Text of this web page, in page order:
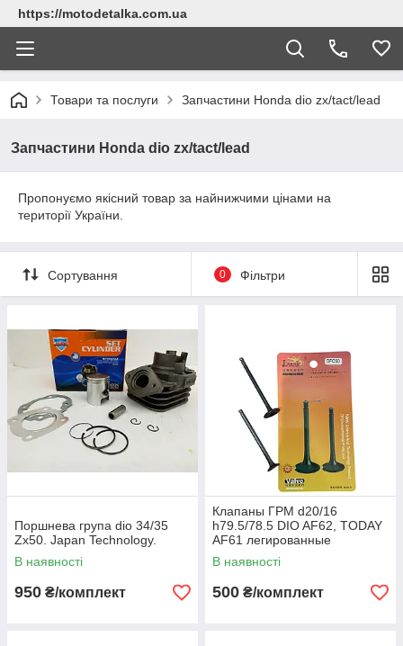
https://motodetalka.com.ua
Товари та послуги Запчастини Нonda dio zx/tact/lead
Запчастини Нonda dio zx/tact/lead
Пропонуємо якісний товар за найнижчими цінами на
території України.
Сортування 0 Фільтри
Поршнева група dio 34/35
Zx50. Japan Technology.
В наявності
950 ₴/комплект
Клапаны ГРМ d20/16
h79.5/78.5 DIO AF62, TODAY
AF61 легированные
В наявності
500 ₴/комплект